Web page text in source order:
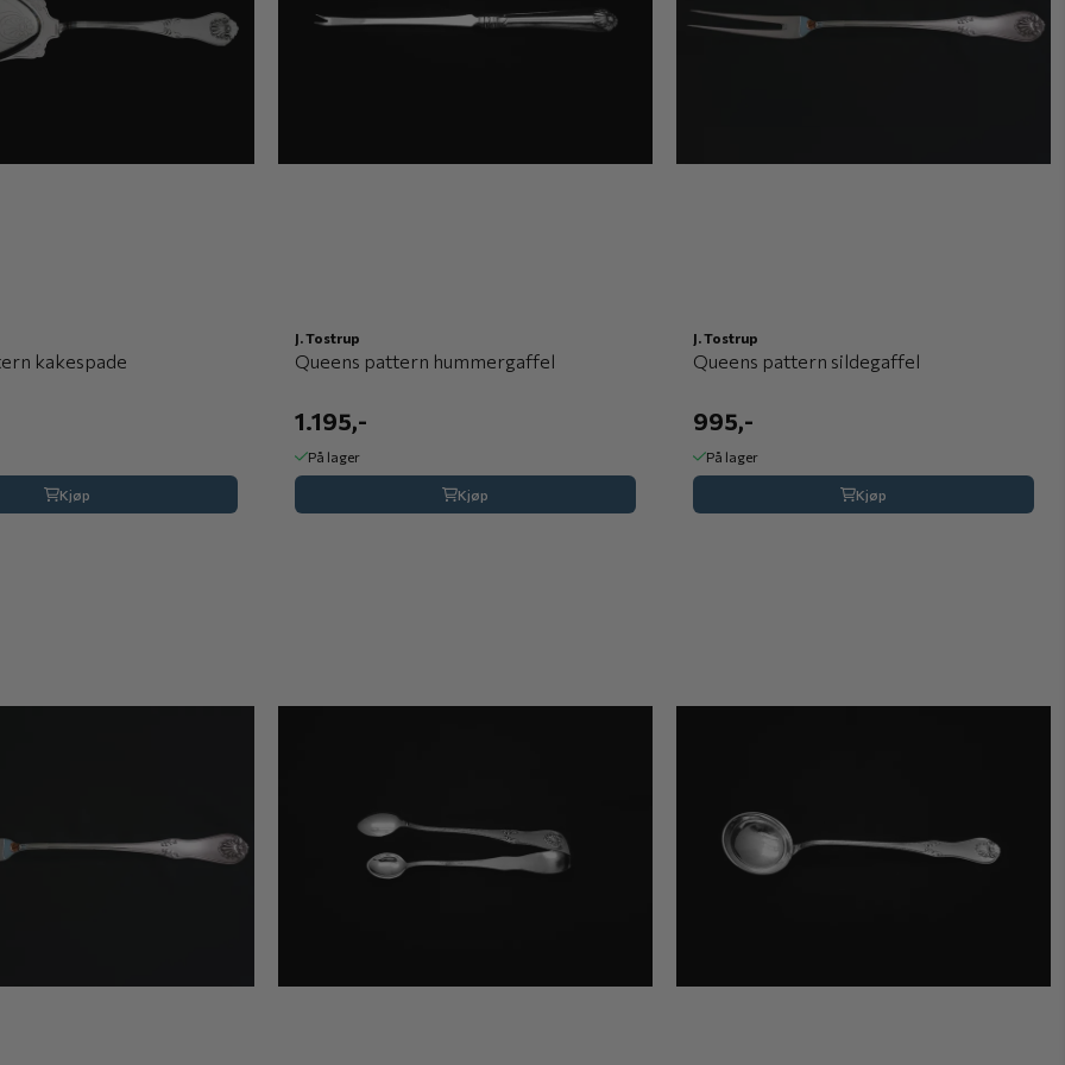
kakespade
Kjøp
J. Tostrup
Queens pattern hummergaffel
1.195,-
På lager
Kjøp
J. Tostrup
Queens pattern sildegaffel
995,-
På lager
Kjøp